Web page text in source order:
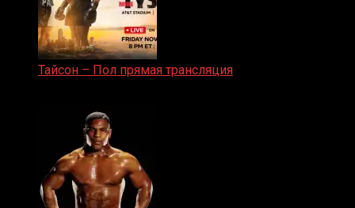
Тайсон – Пол прямая трансляция